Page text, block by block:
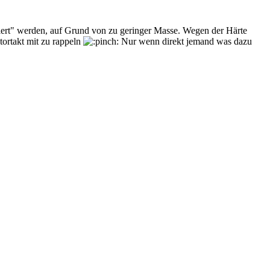
werden, auf Grund von zu geringer Masse. Wegen der Härte
mit zu rappeln
Nur wenn direkt jemand was dazu